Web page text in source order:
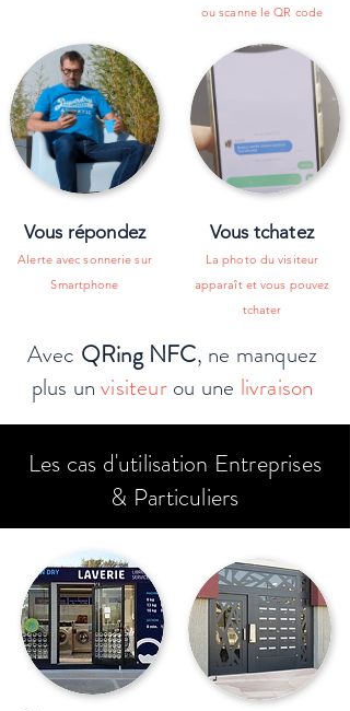
ou scanne le QR code
Vous répondez
Alerte avec sonnerie sur
Smartphone
Vous tchatez
La photo du visiteur
apparaît et vous pouvez
tchater
Avec QRing NFC, ne manquez
plus unvisiteur ou une livraison
Les cas d'utilisation Entreprises
& Particuliers